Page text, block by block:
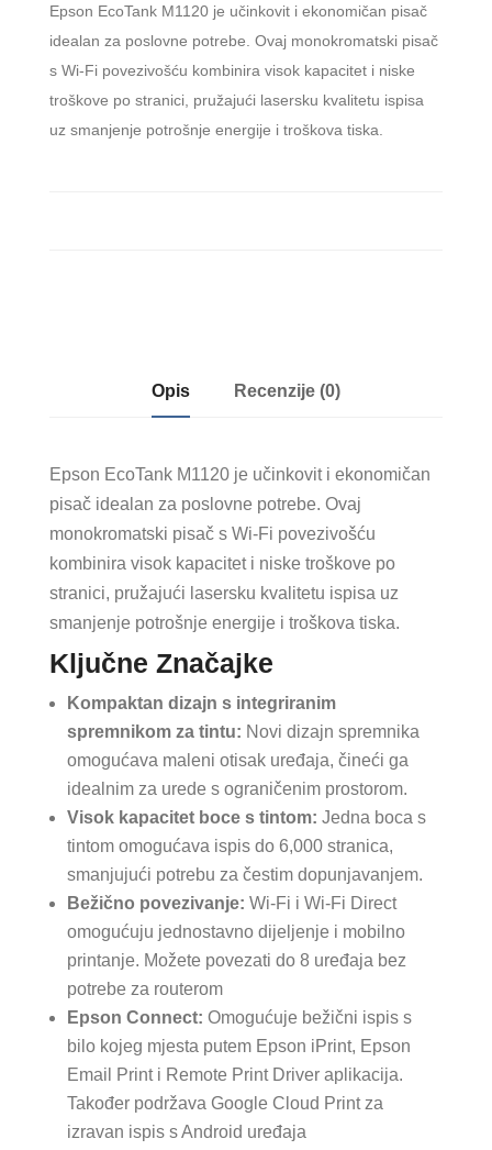
Epson EcoTank M1120 je učinkovit i ekonomičan pisač
idealan za poslovne potrebe. Ovaj monokromatski pisač
s Wi-Fi povezivošću kombinira visok kapacitet i niske
troškove po stranici, pružajući lasersku kvalitetu ispisa
uz smanjenje potrošnje energije i troškova tiska.
Opis Recenzije (0)
Epson EcoTank M1120 je učinkovit i ekonomičan
pisač idealan za poslovne potrebe. Ovaj
monokromatski pisač s Wi-Fi povezivošću
kombinira visok kapacitet i niske troškove po
stranici, pružajući lasersku kvalitetu ispisa uz
smanjenje potrošnje energije i troškova tiska.
Ključne Značajke
Kompaktan dizajn s integriranim
spremnikom za tintu: Novi dizajn spremnika
omogućava maleni otisak uređaja, čineći ga
idealnim za urede s ograničenim prostorom.
Visok kapacitet boce s tintom: Jedna boca s
tintom omogućava ispis do 6,000 stranica,
smanjujući potrebu za čestim dopunjavanjem.
Bežično povezivanje: Wi-Fi i Wi-Fi Direct
omogućuju jednostavno dijeljenje i mobilno
printanje. Možete povezati do 8 uređaja bez
potrebe za routerom​
Epson Connect: Omogućuje bežični ispis s
bilo kojeg mjesta putem Epson iPrint, Epson
Email Print i Remote Print Driver aplikacija.
Također podržava Google Cloud Print za
izravan ispis s Android uređaja​